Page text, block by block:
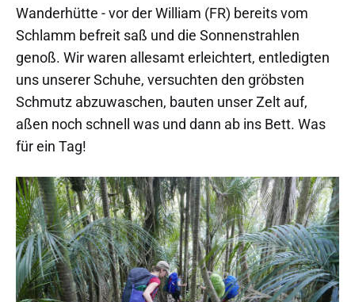
Wanderhütte - vor der William (FR) bereits vom
Schlamm befreit saß und die Sonnenstrahlen
genoß. Wir waren allesamt erleichtert, entledigten
uns unserer Schuhe, versuchten den gröbsten
Schmutz abzuwaschen, bauten unser Zelt auf,
aßen noch schnell was und dann ab ins Bett. Was
für ein Tag!